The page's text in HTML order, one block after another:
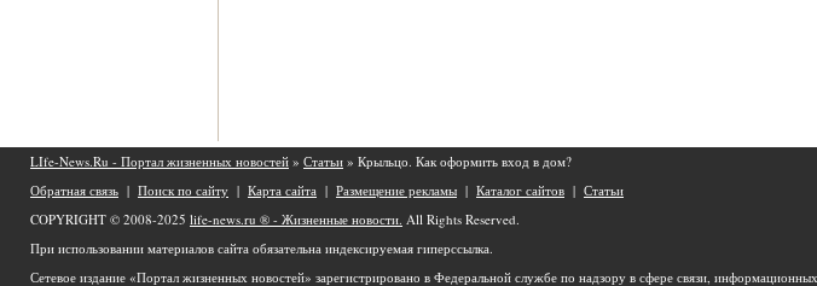
LIfe-News.Ru - Портал жизненных новостей » Статьи » Крыльцо. Как оформить вход в дом?
Обратная связь | Поиск по сайту | Карта сайта | Размещение рекламы | Каталог сайтов | Статьи
COPYRIGHT © 2008-2025 life-news.ru ® - Жизненные новости. All Rights Reserved.
При использовании материалов сайта обязательна индексируемая гиперссылка.
Сетевое издание «Портал жизненных новостей» зарегистрировано в Федеральной службе по надзору в сфере связи,